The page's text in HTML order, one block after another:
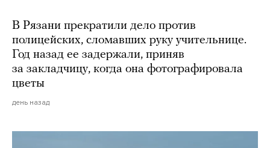
В Рязани прекратили дело против
полицейских, сломавших руку учительнице.
Год назад ее задержали, приняв
за закладчицу, когда она фотографировала
цветы
день назад